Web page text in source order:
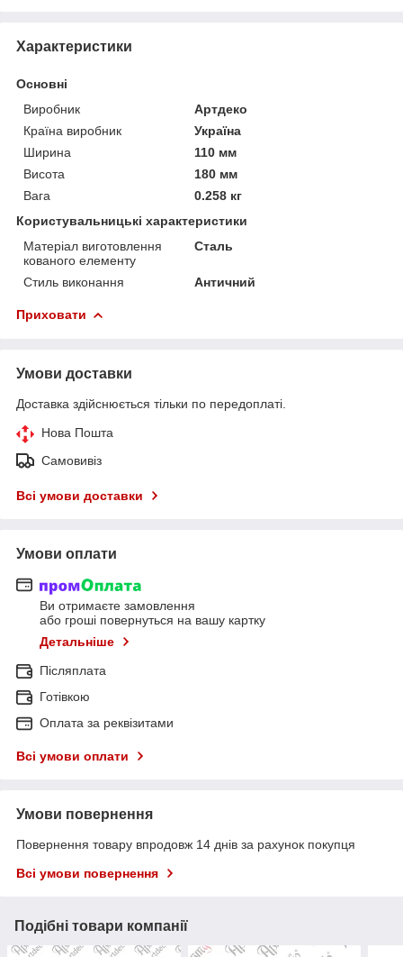
Характеристики
Основні
Виробник
Артдеко
Країна виробник
Україна
Ширина
110 мм
Висота
180 мм
Вага
0.258 кг
Користувальницькі характеристики
Матеріал виготовлення
кованого елементу
Сталь
Стиль виконання Античний
Приховати
Умови доставки
Доставка здійснюється тільки по передоплаті.
Нова Пошта
Самовивіз
Всі умови доставки
Умови оплати
Ви отримаєте замовлення
або гроші повернуться на вашу картку
Детальніше
Післяплата
Готівкою
Оплата за реквізитами
Всі умови оплати
Умови повернення
Повернення товару впродовж 14 днів за рахунок покупця
Всі умови повернення
Подібні товари компанії